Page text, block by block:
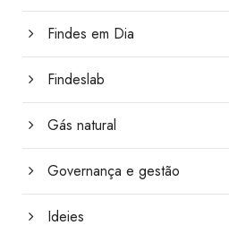
Findes em Dia
Findeslab
Gás natural
Governança e gestão
Ideies